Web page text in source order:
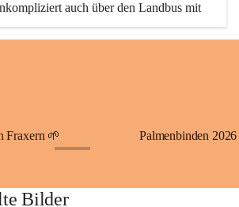
auch über den Landbus mit
zu erreichen. Die Linie
und Feiertagen können Sie bequem
zur gewünschten Zeit zu Ihrer
Sowohl von Weiler kommend nach
Fraxern-Weiler.
Fraxern 🌱 Palmenbinden 2026
Bilder